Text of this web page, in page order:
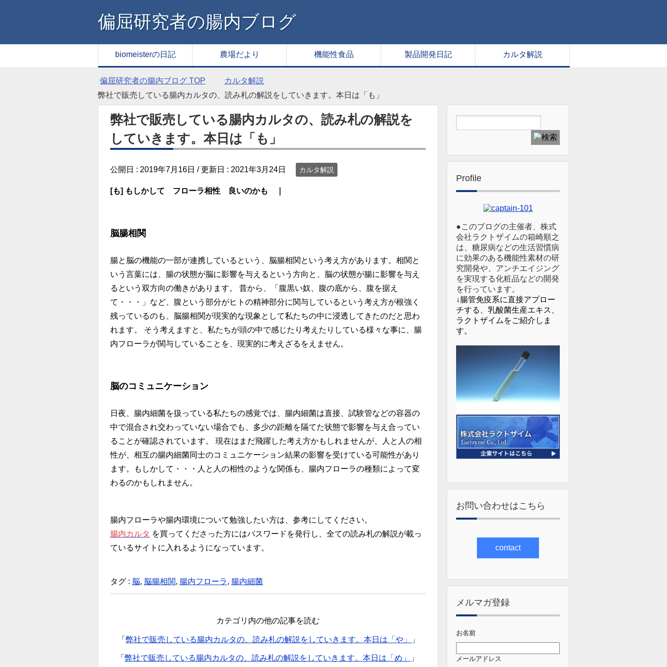
偏屈研究者の腸内ブログ
biomeisterの日記 農場だより 機能性食品 製品開発日記 カルタ解説
偏屈研究者の腸内ブログ TOP
カルタ解説
弊社で販売している腸内カルタの、読み札の解説をしていきます。本日は「も」
弊社で販売している腸内カルタの、読み札の解説を
していきます。本日は「も」
公開日 : 2019年7月16日 / 更新日 : 2021年3月24日 カルタ解説
[も] もしかして フローラ相性 良いのかも ｜
脳腸相関
腸と脳の機能の一部が連携しているという、脳腸相関という考え方があります。相関と
いう言葉には、腸の状態が脳に影響を与えるという方向と、脳の状態が腸に影響を与え
るという双方向の働きがあります。 昔から、「腹黒い奴、腹の底から、腹を据え
て・・・」など、腹という部分がヒトの精神部分に関与しているという考え方が根強く
残っているのも、脳腸相関が現実的な現象として私たちの中に浸透してきたのだと思わ
れます。 そう考えますと、私たちが頭の中で感じたり考えたりしている様々な事に、腸
内フローラが関与していることを、現実的に考えざるをえません。
脳のコミュニケーション
日夜、腸内細菌を扱っている私たちの感覚では、腸内細菌は直接、試験管などの容器の
中で混合され交わっていない場合でも、多少の距離を隔てた状態で影響を与え合ってい
ることが確認されています。 現在はまだ飛躍した考え方かもしれませんが、人と人の相
性が、相互の腸内細菌同士のコミュニケーション結果の影響を受けている可能性があり
ます。もしかして・・・人と人の相性のような関係も、腸内フローラの種類によって変
わるのかもしれません。
腸内フローラや腸内環境について勉強したい方は、参考にしてください。
腸内カルタ を買ってくださった方にはパスワードを発行し、全ての読み札の解説が載っ
ているサイトに入れるようになっています。
タグ : 脳, 脳腸相関, 腸内フローラ, 腸内細菌
カテゴリ内の他の記事を読む
「 弊社で販売している腸内カルタの、読み札の解説をしていきます。本日は「や」 」
「 弊社で販売している腸内カルタの、読み札の解説をしていきます。本日は「め」 」
Profile
●このブログの主催者、株式
会社ラクトザイムの箱崎順之
は、糖尿病などの生活習慣病
に効果のある機能性素材の研
究開発や、アンチエイジング
を実現する化粧品などの開発
を行っています。
↓腸管免疫系に直接アプロー
チする、乳酸菌生産エキス、
ラクトザイムをご紹介しま
す。
お問い合わせはこちら
contact
メルマガ登録
お名前
メールアドレス